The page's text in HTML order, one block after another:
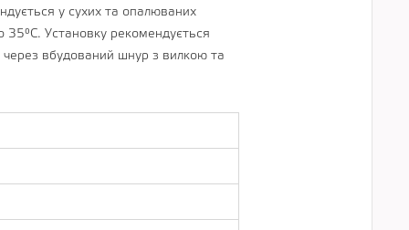
у сухих та опалюваних
Установку рекомендується
через вбудований шнур з вилкою та